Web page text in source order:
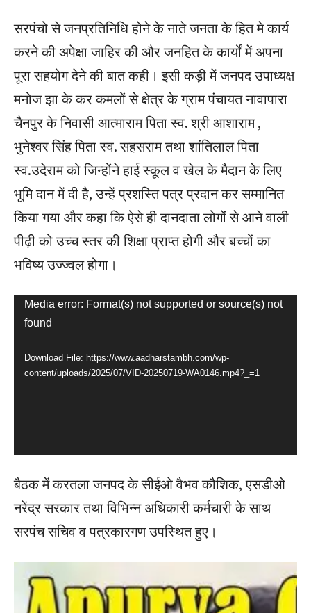
सरपंचो से जनप्रतिनिधि होने के नाते जनता के हित मे कार्य
करने की अपेक्षा जाहिर की और जनहित के कार्यों में अपना
पूरा सहयोग देने की बात कही। इसी कड़ी में जनपद उपाध्यक्ष
मनोज झा के कर कमलों से क्षेत्र के ग्राम पंचायत नावापारा
चैनपुर के निवासी आत्माराम पिता स्व. श्री आशाराम ,
भुनेश्वर सिंह पिता स्व. सहसराम तथा शांतिलाल पिता
स्व.उदेराम को जिन्होंने हाई स्कूल व खेल के मैदान के लिए
भूमि दान में दी है, उन्हें प्रशस्ति पत्र प्रदान कर सम्मानित
किया गया और कहा कि ऐसे ही दानदाता लोगों से आने वाली
पीढ़ी को उच्च स्तर की शिक्षा प्राप्त होगी और बच्चों का
भविष्य उज्ज्वल होगा।
y
e
r
Media error: Format(s) not supported or source(s) not
found
Download File: https://www.aadharstambh.com/wp-
content/uploads/2025/07/VID-20250719-WA0146.mp4?_=1
बैठक में करतला जनपद के सीईओ वैभव कौशिक, एसडीओ
नरेंद्र सरकार तथा विभिन्न अधिकारी कर्मचारी के साथ
सरपंच सचिव व पत्रकारगण उपस्थित हुए।